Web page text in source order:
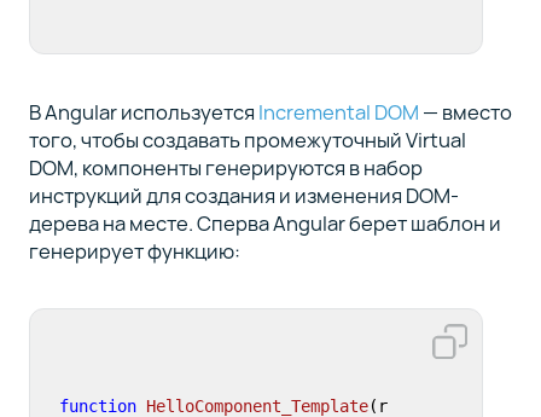
В Angular используется Incremental DOM — вместо
того, чтобы создавать промежуточный Virtual
DOM, компоненты генерируются в набор
инструкций для создания и изменения DOM-
дерева на месте. Сперва Angular берет шаблон и
генерирует функцию:
function HelloComponent_Template( r